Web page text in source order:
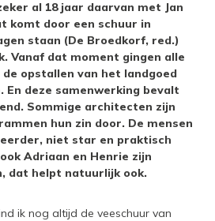
al 18 jaar daarvan met Jan
komt door een schuur in
staan (De Broedkorf, red.)
Vanaf dat moment gingen alle
opstallen van het landgoed
deze samenwerking bevalt
Sommige architecten zijn
hun zin door. De mensen
niet star en praktisch
Adriaan en Henrie zijn
dat helpt natuurlijk ook.
ik nog altijd de veeschuur van